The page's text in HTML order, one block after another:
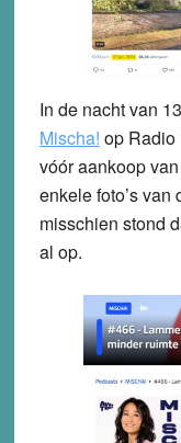
In de nacht van
Mischa! op Radio
vóór aankoop
enkele foto’s
misschien stond
al op.